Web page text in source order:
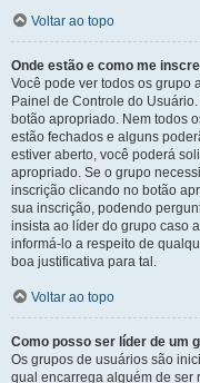
Voltar ao topo
Onde estão e como me
Você pode ver todos os grupo
Painel de Controle do
botão apropriado. Nem todos
estão fechados e alguns
estiver aberto, você poderá
apropriado. Se o grupo
inscrição clicando no botão
sua inscrição, podendo
insista ao líder do grupo caso
informá-lo a respeito de
boa justificativa para tal.
Voltar ao topo
Como posso ser líder de um
Os grupos de usuários são
qual encarrega alguém de ser